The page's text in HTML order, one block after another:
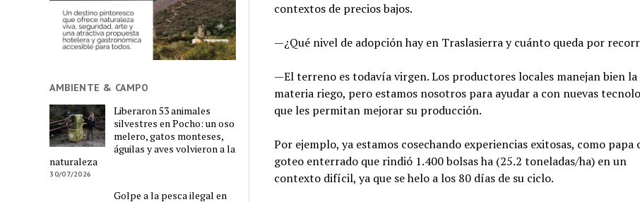
AMBIENTE & CAMPO
Liberaron 53 animales
silvestres en Pocho: un oso
melero, gatos monteses,
águilas y aves volvieron a la
naturaleza
30/07/2026
Golpe a la pesca ilegal en
contextos de precios bajos.
—¿Qué nivel de adopción hay en Traslasierra y cuánto queda por
—El terreno es todavía virgen. Los productores locales manejan bien la
materia riego, pero estamos nosotros para ayudar a con nuevas
que les permitan mejorar su producción.
Por ejemplo, ya estamos cosechando experiencias exitosas, como papa
goteo enterrado que rindió 1.400 bolsas ha (25.2 toneladas/ha) en un
contexto difícil, ya que se helo a los 80 días de su ciclo.